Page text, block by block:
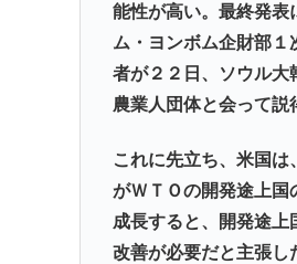
能性が高い。最終発表
ム・ヨンボム企財部１
者が２２日、ソウル大
農業人団体と会って説
これに先立ち、米国は
がＷＴＯの開発途上国
成長すると、開発途上
改善が必要だと主張し